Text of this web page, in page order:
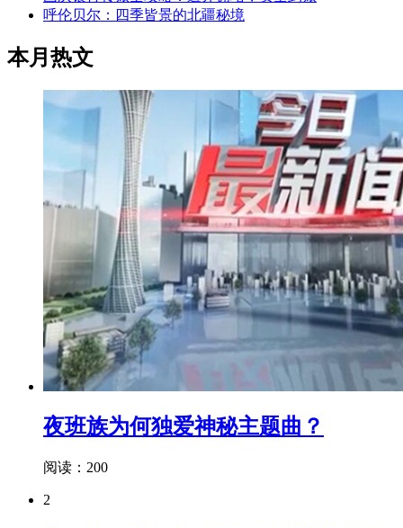
呼伦贝尔：四季皆景的北疆秘境
本月热文
夜班族为何独爱神秘主题曲？
阅读：200
2